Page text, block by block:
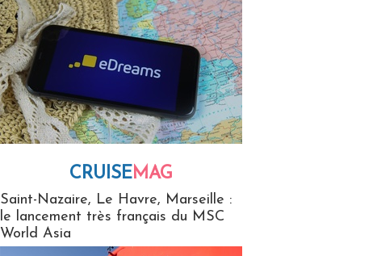
CRUISEMAG
Saint-Nazaire, Le Havre, Marseille :
le lancement très français du MSC
World Asia